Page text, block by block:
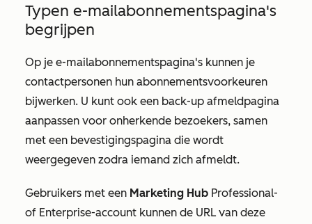
Typen e-mailabonnementspagina's
begrijpen
Op je e-mailabonnementspagina's kunnen je
contactpersonen hun abonnementsvoorkeuren
bijwerken. U kunt ook een back-up afmeldpagina
aanpassen voor onherkende bezoekers, samen
met een bevestigingspagina die wordt
weergegeven zodra iemand zich afmeldt.
Gebruikers met een Marketing Hub Professional-
of Enterprise-account kunnen de URL van deze